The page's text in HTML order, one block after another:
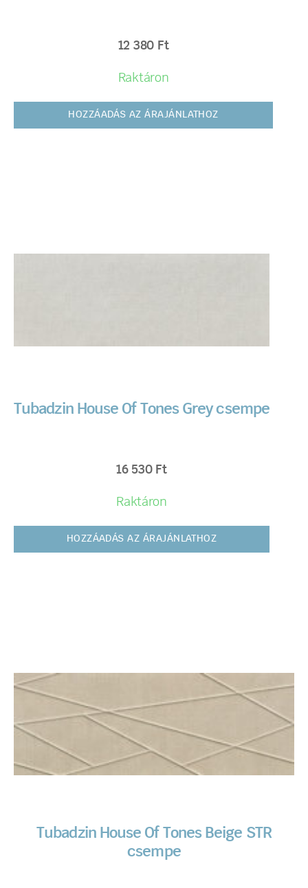
12 380 Ft
Raktáron
HOZZÁADÁS AZ ÁRAJÁNLATHOZ
Tubadzin House Of Tones Grey csempe
16 530 Ft
Raktáron
HOZZÁADÁS AZ ÁRAJÁNLATHOZ
Tubadzin House Of Tones Beige STR
csempe